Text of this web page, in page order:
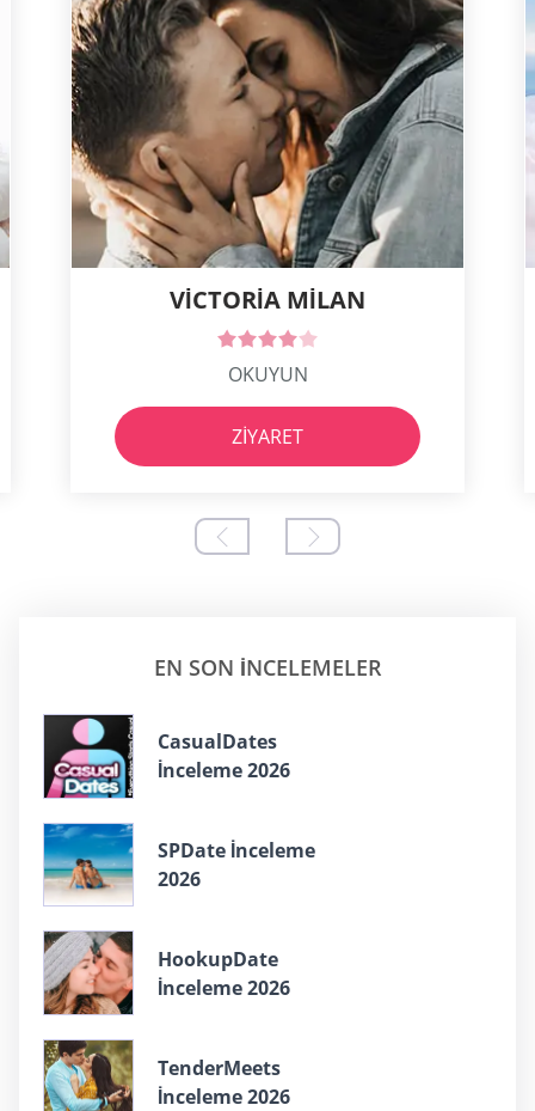
VICTORIA MILAN
OKUYUN
ZIYARET
EN SON INCELEMELER
СasualDates
İnceleme 2026
SPDate İnceleme
2026
HookupDate
İnceleme 2026
TenderMeets
İnceleme 2026